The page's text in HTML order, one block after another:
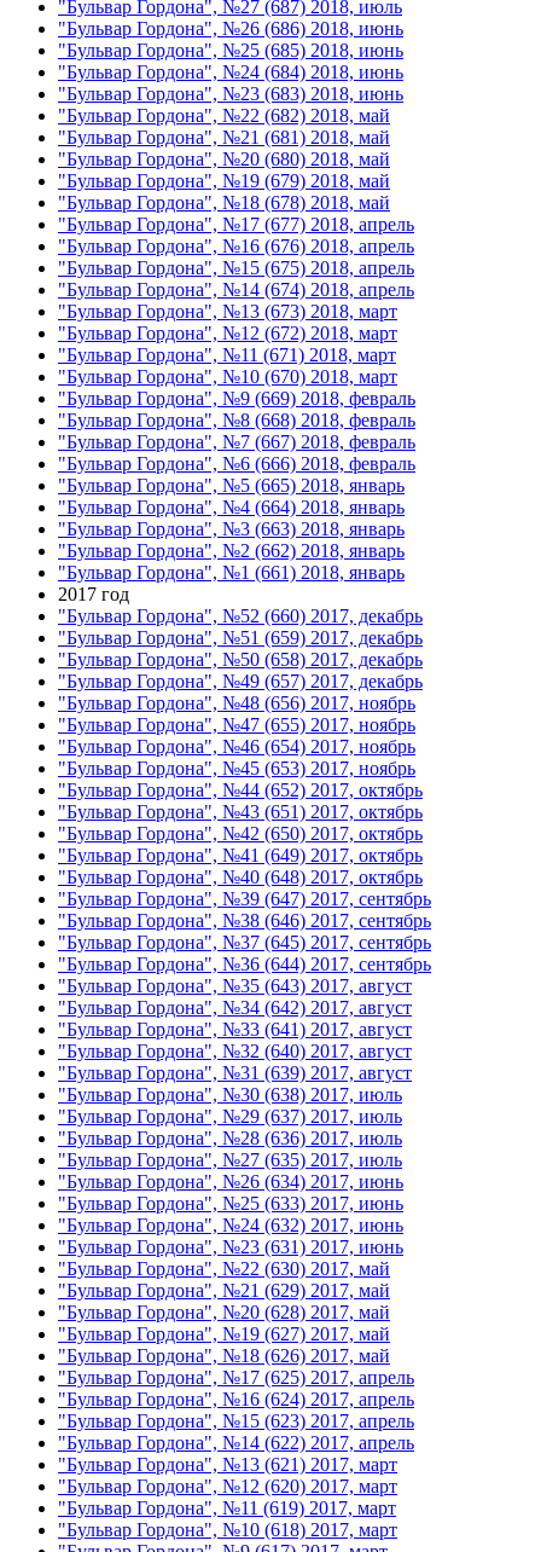
"Бульвар Гордона", №27 (687) 2018, июль
"Бульвар Гордона", №26 (686) 2018, июнь
"Бульвар Гордона", №25 (685) 2018, июнь
"Бульвар Гордона", №24 (684) 2018, июнь
"Бульвар Гордона", №23 (683) 2018, июнь
"Бульвар Гордона", №22 (682) 2018, май
"Бульвар Гордона", №21 (681) 2018, май
"Бульвар Гордона", №20 (680) 2018, май
"Бульвар Гордона", №19 (679) 2018, май
"Бульвар Гордона", №18 (678) 2018, май
"Бульвар Гордона", №17 (677) 2018, апрель
"Бульвар Гордона", №16 (676) 2018, апрель
"Бульвар Гордона", №15 (675) 2018, апрель
"Бульвар Гордона", №14 (674) 2018, апрель
"Бульвар Гордона", №13 (673) 2018, март
"Бульвар Гордона", №12 (672) 2018, март
"Бульвар Гордона", №11 (671) 2018, март
"Бульвар Гордона", №10 (670) 2018, март
"Бульвар Гордона", №9 (669) 2018, февраль
"Бульвар Гордона", №8 (668) 2018, февраль
"Бульвар Гордона", №7 (667) 2018, февраль
"Бульвар Гордона", №6 (666) 2018, февраль
"Бульвар Гордона", №5 (665) 2018, январь
"Бульвар Гордона", №4 (664) 2018, январь
"Бульвар Гордона", №3 (663) 2018, январь
"Бульвар Гордона", №2 (662) 2018, январь
"Бульвар Гордона", №1 (661) 2018, январь
2017 год
"Бульвар Гордона", №52 (660) 2017, декабрь
"Бульвар Гордона", №51 (659) 2017, декабрь
"Бульвар Гордона", №50 (658) 2017, декабрь
"Бульвар Гордона", №49 (657) 2017, декабрь
"Бульвар Гордона", №48 (656) 2017, ноябрь
"Бульвар Гордона", №47 (655) 2017, ноябрь
"Бульвар Гордона", №46 (654) 2017, ноябрь
"Бульвар Гордона", №45 (653) 2017, ноябрь
"Бульвар Гордона", №44 (652) 2017, октябрь
"Бульвар Гордона", №43 (651) 2017, октябрь
"Бульвар Гордона", №42 (650) 2017, октябрь
"Бульвар Гордона", №41 (649) 2017, октябрь
"Бульвар Гордона", №40 (648) 2017, октябрь
"Бульвар Гордона", №39 (647) 2017, сентябрь
"Бульвар Гордона", №38 (646) 2017, сентябрь
"Бульвар Гордона", №37 (645) 2017, сентябрь
"Бульвар Гордона", №36 (644) 2017, сентябрь
"Бульвар Гордона", №35 (643) 2017, август
"Бульвар Гордона", №34 (642) 2017, август
"Бульвар Гордона", №33 (641) 2017, август
"Бульвар Гордона", №32 (640) 2017, август
"Бульвар Гордона", №31 (639) 2017, август
"Бульвар Гордона", №30 (638) 2017, июль
"Бульвар Гордона", №29 (637) 2017, июль
"Бульвар Гордона", №28 (636) 2017, июль
"Бульвар Гордона", №27 (635) 2017, июль
"Бульвар Гордона", №26 (634) 2017, июнь
"Бульвар Гордона", №25 (633) 2017, июнь
"Бульвар Гордона", №24 (632) 2017, июнь
"Бульвар Гордона", №23 (631) 2017, июнь
"Бульвар Гордона", №22 (630) 2017, май
"Бульвар Гордона", №21 (629) 2017, май
"Бульвар Гордона", №20 (628) 2017, май
"Бульвар Гордона", №19 (627) 2017, май
"Бульвар Гордона", №18 (626) 2017, май
"Бульвар Гордона", №17 (625) 2017, апрель
"Бульвар Гордона", №16 (624) 2017, апрель
"Бульвар Гордона", №15 (623) 2017, апрель
"Бульвар Гордона", №14 (622) 2017, апрель
"Бульвар Гордона", №13 (621) 2017, март
"Бульвар Гордона", №12 (620) 2017, март
"Бульвар Гордона", №11 (619) 2017, март
"Бульвар Гордона", №10 (618) 2017, март